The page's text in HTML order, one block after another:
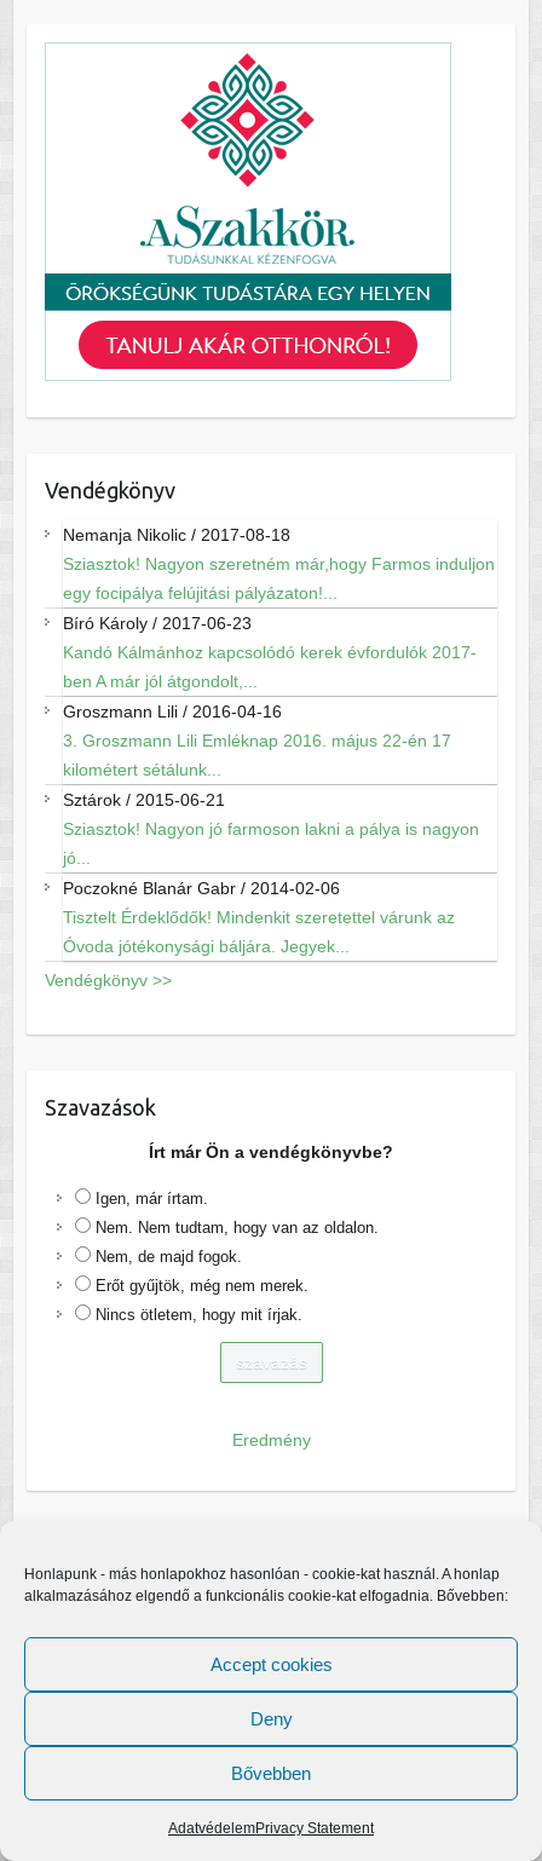
Honlapunk - más honlapokhoz hasonlóan - cookie-kat használ. A honlap
alkalmazásához elgendő a funkcionális cookie-kat elfogadnia. Bővebben:
Accept cookies
Deny
Bővebben
AdatvédelemPrivacy Statement
Vendégkönyv
Nemanja Nikolic/ 2017-08-18
Sziasztok! Nagyon szeretném már,hogy Farmos induljon
egy focipálya felújitási pályázaton!...
Bíró Károly/ 2017-06-23
Kandó Kálmánhoz kapcsolódó kerek évfordulók 2017-
ben A már jól átgondolt,...
Groszmann Lili/ 2016-04-16
3. Groszmann Lili Emléknap 2016. május 22-én 17
kilométert sétálunk...
Sztárok/ 2015-06-21
Sziasztok! Nagyon jó farmoson lakni a pálya is nagyon
jó...
Poczokné Blanár Gabr/ 2014-02-06
Tisztelt Érdeklődők! Mindenkit szeretettel várunk az
Óvoda jótékonysági báljára. Jegyek...
Vendégkönyv >>
Szavazások
Írt már Ön a vendégkönyvbe?
Igen, már írtam.
Nem. Nem tudtam, hogy van az oldalon.
Nem, de majd fogok.
Erőt gyűjtök, még nem merek.
Nincs ötletem, hogy mit írjak.
Eredmény
Egerfarmos.hu. A sablont készítette:
WordPress